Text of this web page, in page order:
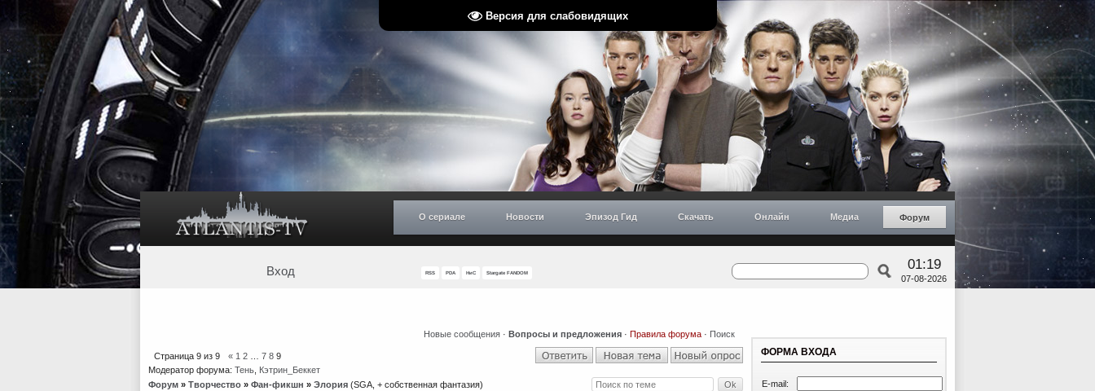
Версия для слабовидящих
О сериале Новости Эпизод Гид Скачать Онлайн Медиа Форум
Вход RSS PDA НиС Stargate FANDOM
01:19
07-08-2026
Новые сообщения · Вопросы и предложения · Правила форума · Поиск
Страница 9 из 9 « 1 2 7 8 9
Модератор форума: Тень Кэтрин_Беккет
Форум » Творчество » Фан-фикшн » Элория (SGA, + собственная фантазия)
ФОРМА ВХОДА
E-mail: